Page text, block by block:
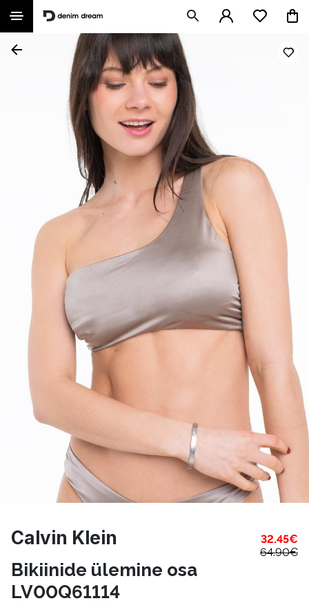
Calvin Klein 32.45€
64.90€
Bikiinide ülemine osa
LV00Q61114